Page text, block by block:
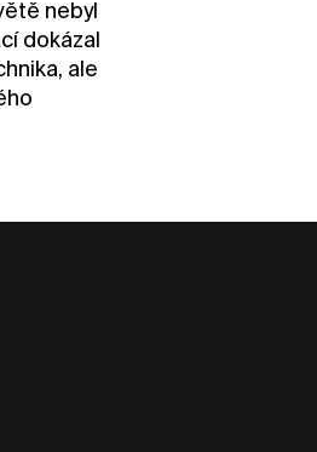
nebyl
dokázal
ale